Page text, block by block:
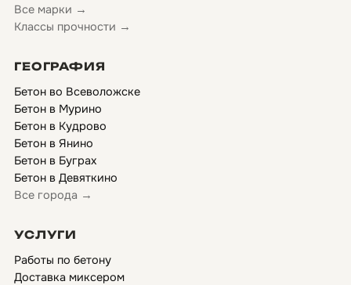
Все марки →
Классы прочности →
ГЕОГРАФИЯ
Бетон во Всеволожске
Бетон в Мурино
Бетон в Кудрово
Бетон в Янино
Бетон в Буграх
Бетон в Девяткино
Все города →
УСЛУГИ
Работы по бетону
Доставка миксером